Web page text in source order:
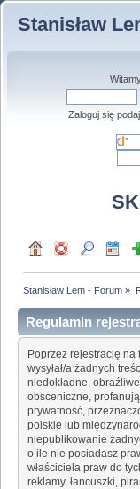
Stanisław
Zaloguj się
Stanisław Lem - Forum »
Regulamin
Poprzez rejestrację na
wysyłał/a żadnych
niedokładne,
obsceniczne,
prywatność,
polskie lub
niepublikowanie
o ile nie posiadasz
właściciela praw do
reklamy, łańcuszki,